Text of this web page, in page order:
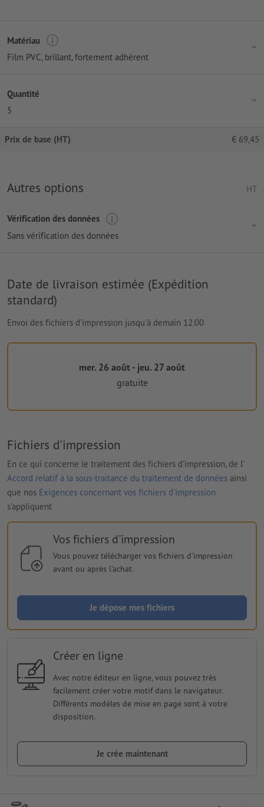
Matériau
Film PVC, brillant, fortement adhérent
Quantité
5
Prix de base (HT) € 69,45
Autres options HT
Vérification des données
Sans vérification des données
Date de livraison estimée (Expédition
standard)
Envoi des fichiers d'impression jusqu'à demain 12:00
mer. 26 août - jeu. 27 août
gratuite
Fichiers d'impression
En ce qui concerne le traitement des fichiers d'impression, de l'
Accord relatif à la sous-traitance du traitement de données ainsi
que nos Exigences concernant vos fichiers d'impression
s'appliquent
Vos fichiers d'impression
Vous pouvez télécharger vos fichiers d'impression
avant ou après l'achat.
Je dépose mes fichiers
Créer en ligne
Avec notre éditeur en ligne, vous pouvez très
facilement créer votre motif dans le navigateur.
Différents modèles de mise en page sont à votre
disposition.
Je crée maintenant